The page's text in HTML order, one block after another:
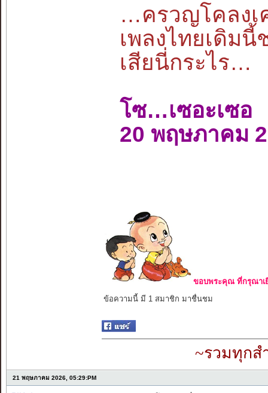
…ครวญโคลงเ
เพลงไทยเดิม
เสียนี่กระไร…
โซ…เซอะเซอ
20 พฤษภาคม
ขอบพระคุณ ที่กรุณาเ
ข้อความนี้ มี 1 สมาชิก มาชื่นชม
~รวมทุกส
21 พฤษภาคม 2026, 05:29:PM